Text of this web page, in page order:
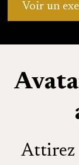
Voir un
Attirez